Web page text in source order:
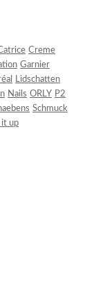
Creme
Garnier
Lidschatten
Nails ORLY P2
Schmuck
up